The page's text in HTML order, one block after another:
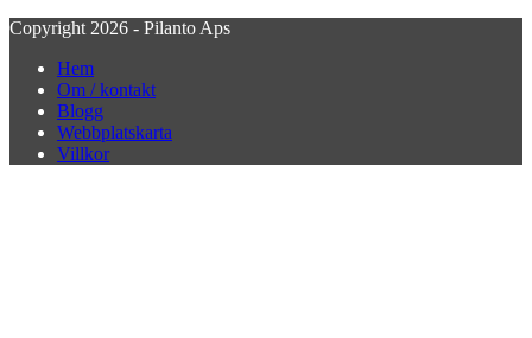
Copyright 2026 - Pilanto Aps
Hem
Om / kontakt
Blogg
Webbplatskarta
Villkor